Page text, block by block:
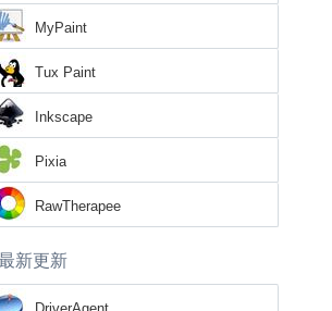
MyPaint
Tux Paint
Inkscape
Pixia
RawTherapee
新更新